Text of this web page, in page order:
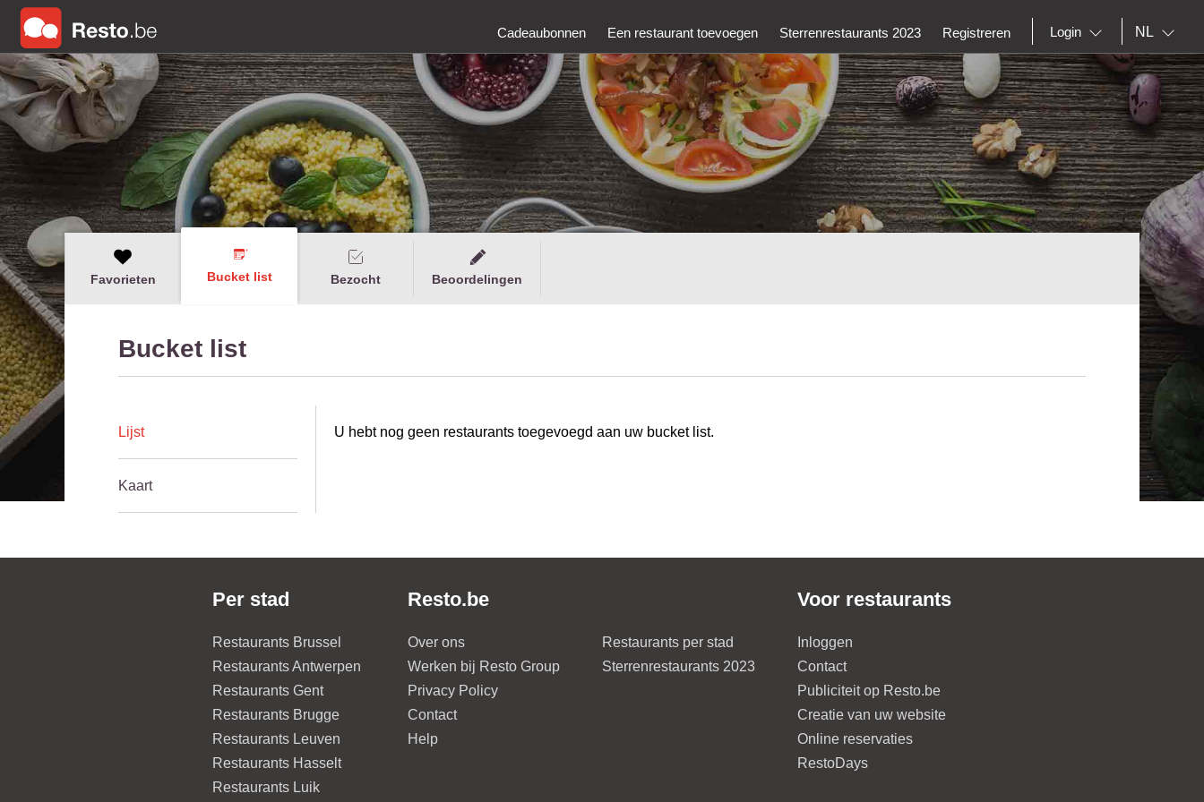
Cadeaubonnen Een restaurant toevoegen Sterrenrestaurants 2023 Registreren Login NL
Favorieten Bucket list Bezocht Beoordelingen
Bucket list
Lijst
Kaart
U hebt nog geen restaurants toegevoegd aan uw bucket list.
Per stad
Restaurants Brussel
Restaurants Antwerpen
Restaurants Gent
Restaurants Brugge
Restaurants Leuven
Restaurants Hasselt
Restaurants Luik
Resto.be
Over ons
Werken bij Resto Group
Privacy Policy
Contact
Help
Restaurants per stad
Sterrenrestaurants 2023
Voor restaurants
Inloggen
Contact
Publiciteit op Resto.be
Creatie van uw website
Online reservaties
RestoDays